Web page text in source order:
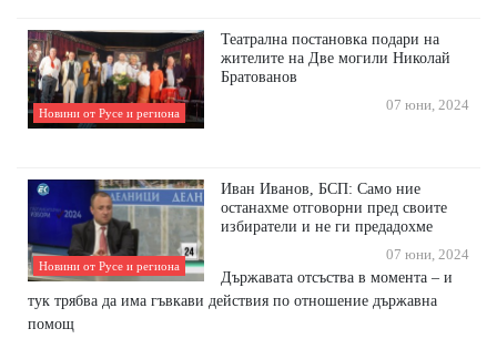
Новини от Русе и региона
Театрална постановка подари на
жителите на Две могили Николай
Братованов
07 юни, 2024
Новини от Русе и региона
Иван Иванов, БСП: Само ние
останахме отговорни пред своите
избиратели и не ги предадохме
07 юни, 2024
Държавата отсъства в момента – и
тук трябва да има гъвкави действия по отношение държавна
помощ